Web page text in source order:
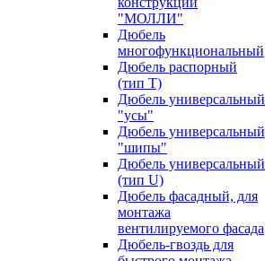
"МОЛЛИ"
Дюбель
многофункциональный
Дюбель распорный
(тип Т)
Дюбель универсальный
"усы"
Дюбель универсальный
"шипы"
Дюбель универсальный
(тип U)
Дюбель фасадный, для
монтажа
вентилируемого фасада
Дюбель-гвоздь для